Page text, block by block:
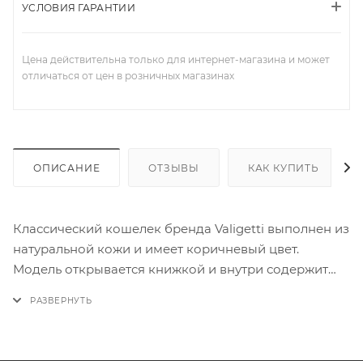
УСЛОВИЯ ГАРАНТИИ
Цена действительна только для интернет-магазина и может
отличаться от цен в розничных магазинах
ОПИСАНИЕ ОТЗЫВЫ КАК КУПИТЬ
Классический кошелек бренда Valigetti выполнен из
натуральной кожи и имеет коричневый цвет.
Модель открывается книжкой и внутри содержит